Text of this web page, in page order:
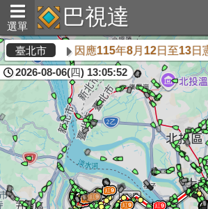
選單 巴視達
臺北市 因應115年8月12日至13日
2026-08-06(四) 13:05:53